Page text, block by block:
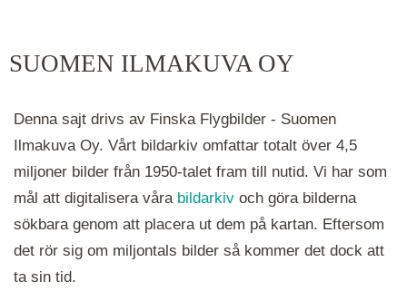
hålla ned ctrl-tangenten och scrolla.
SUOMEN ILMAKUVA OY
Denna sajt drivs av Finska Flygbilder - Suomen
Ilmakuva Oy. Vårt bildarkiv omfattar totalt över 4,5
miljoner bilder från 1950-talet fram till nutid. Vi har som
mål att digitalisera våra bildarkiv och göra bilderna
sökbara genom att placera ut dem på kartan. Eftersom
det rör sig om miljontals bilder så kommer det dock att
ta sin tid.